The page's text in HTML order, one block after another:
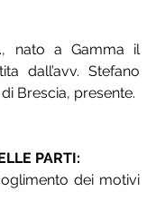
nato a Gamma il
dall’avv. Stefano
Brescia, presente.
PARTI:
dei motivi